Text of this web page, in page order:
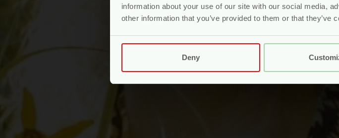
information about your use of our site with our social media,
other information that you’ve provided to them or that
Deny